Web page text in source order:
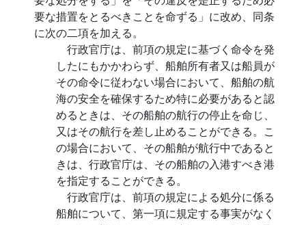
要な措置をとるべきことを命ずる」に改め、同条
に次の二項を加える。
行政官庁は、前項の規定に基づく命令を発
したにもかかわらず、船舶所有者又は船員が
その命令に従わない場合において、船舶の航
海の安全を確保するため特に必要があると認
めるときは、その船舶の航行の停止を命じ、
又はその航行を差し止めることができる。こ
の場合において、その船舶が航行中であると
きは、行政官庁は、その船舶の入港すべき港
を指定することができる。
行政官庁は、前項の規定による処分に係る
船舶について、第一項に規定する事実がなく